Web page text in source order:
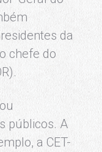
da
chefe do
públicos. A
a CET-